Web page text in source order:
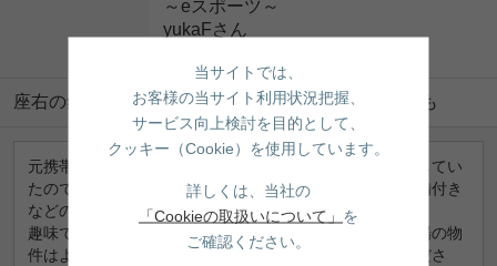
～eスポーツ～
yukaFさん
座右の銘 為せば成る 為さねば成らぬ何事も
元携帯販売店の光アドバイザーや音楽制作事務所で勤務してい
たので、不動産でなかなか聞けないネット環境や防音設備付き
などのお手伝いもできます。
趣味でバイクや車によく乗るので、駐車場やバイク置き場の物
件はよく個人的に調べていますので、お気軽にお聞きくださ
当サイトでは、
お客様の当サイト利用状況把握、
サービス向上検討を目的として、
クッキー（Cookie）を使用しています。
詳しくは、当社の
「Cookieの取扱いについて」 を
ご確認ください。